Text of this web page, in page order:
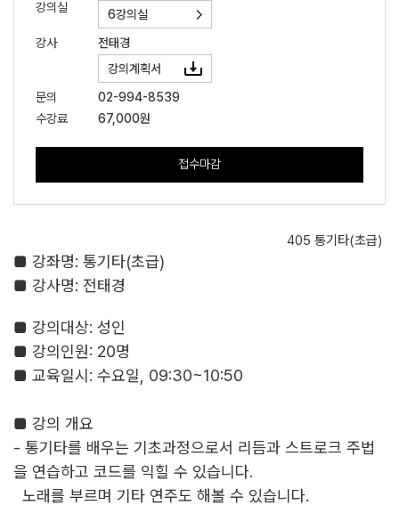
강의실
6강의실
강사
전태경
강의계획서
문의
02-994-8539
수강료
67,000원
접수마감
405 통기타(초급)
■ 강좌명: 통기타(초급)
■ 강사명: 전태경
■ 강의대상: 성인
■ 강의인원: 20명
■ 교육일시 : 수요일 , 09:30~10:50
■ 강의 개요
- 통기타를 배우는 기초과정으로서 리듬과 스트로크 주법
을 연습하고 코드를 익힐 수 있습니다.
노래를 부르며 기타 연주도 해볼 수 있습니다.